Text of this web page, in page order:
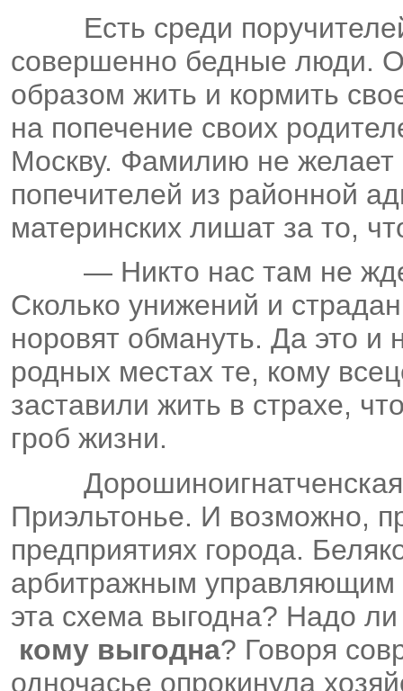
Есть среди
совершенно бедные люди.
образом жить и кормить
на попечение своих
Москву. Фамилию не желает
попечителей из районной
материнских лишат за то,
— Никто нас там не
Сколько унижений и
норовят обмануть. Да это и
родных местах те, кому
заставили жить в страхе,
гроб жизни.
Приэльтонье. И возможно,
предприятиях города.
арбитражным управляющим
эта схема выгодна? Надо
кому выгодна? Говоря
одночасье опрокинула